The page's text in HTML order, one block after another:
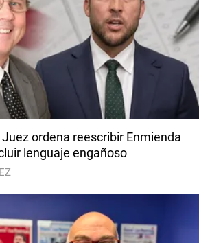
Juez ordena reescribir Enmienda
lenguaje engañoso